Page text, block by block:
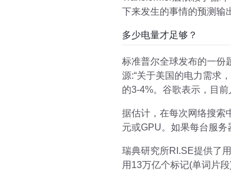
下来发生的事情的预测输
多少电量才足够？
标准普尔全球发布的一份
源:“关于美国的电力需求
的3-4%。谷歌表示，目
据估计，在每次网络搜索
元或GPU。如果每台服务
瑞典研究所RI.SE提供了
用13万亿个标记(单词片